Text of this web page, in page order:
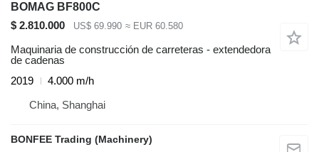
BOMAG BF800C
$ 2.810.000
US$ 69.990 ≈ EUR 60.580
Maquinaria de construcción de carreteras - extendedora
de cadenas
2019
4.000 m/h
China, Shanghai
BONFEE Trading (Machinery)